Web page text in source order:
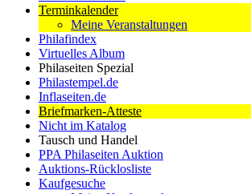
Terminkalender
Meine Veranstaltungen
Philafindex
Virtuelles Album
Philaseiten Spezial
Philastempel.de
Inflaseiten.de
Briefmarken-Atteste
Nicht im Katalog
Tausch und Handel
PPA Philaseiten Auktion
Auktions-Rücklosliste
Kaufgesuche